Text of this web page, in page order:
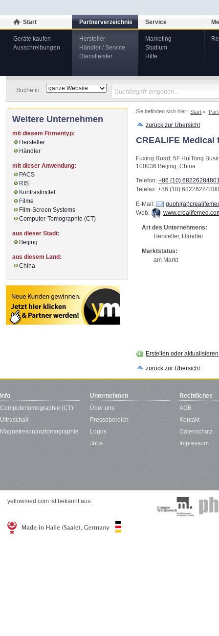
Start
Geräte kaufen
Ausschreibungen
Partnerverzeichnis
Hersteller
Händler / Service
Dienstleister
Service
Marketing
Studium
Hilfe
Suche in:
Sie befinden sich hier: Start
zurück zur Übersicht
CREALIFE
Fuxing Road, 5F HuiTong
100036 Beijing, China
Telefon: +86 (10)
Telefax: +86 (10)
E-Mail:
Web:
Art des Unternehmens:
Hersteller, Händler
Marktstatus:
am Markt
Erstellen oder
zurück zur Übersicht
Weitere Unternehmen
mit diesem Firmentyp:
Hersteller
Händler
mit dieser Anwendung:
PACS
RIS
Kontrastmittel
Filme
Film-Screen Systems
Computer-Tomographie (CT)
aus dieser Stadt:
Beijing
aus diesem Land:
China
Info
Computertomographie (CT)
Ultraschall
Magnetresonanztomographie
Unternehmen
Über uns
Pressebereich
Logos
Jobs
Rechtliches
AGB
Kontakt
Datenschutz
Impressum
yellowmed.com ist bekannt aus: